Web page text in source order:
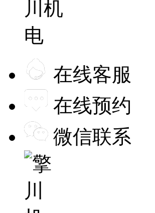
在线客服
在线预约
微信联系